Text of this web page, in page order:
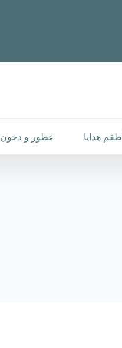
أطقم هدايا عطور و دخون